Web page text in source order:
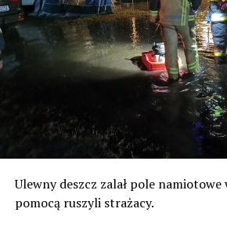
Ulewny deszcz zalał pole namiotowe
pomocą ruszyli strażacy.